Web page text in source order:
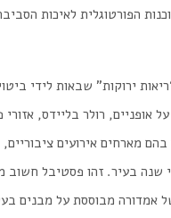
ירוקות” שבאות לידי
אופניים, רולר בליידס,
מארחים אירועים ציבוריים,
אמדורה מבוססת על מבנים